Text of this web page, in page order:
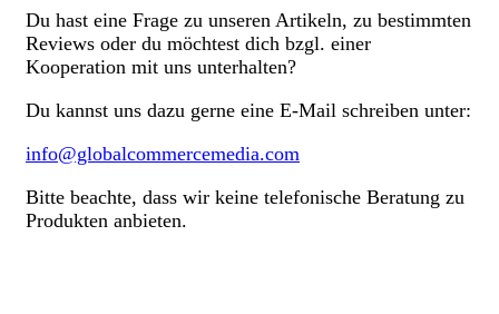
Du hast eine Frage zu unseren Artikeln, zu bestimmten
Reviews oder du möchtest dich bzgl. einer
Kooperation mit uns unterhalten?
Du kannst uns dazu gerne eine E-Mail schreiben unter:
info@globalcommercemedia.com
Bitte beachte, dass wir keine telefonische Beratung zu
Produkten anbieten.